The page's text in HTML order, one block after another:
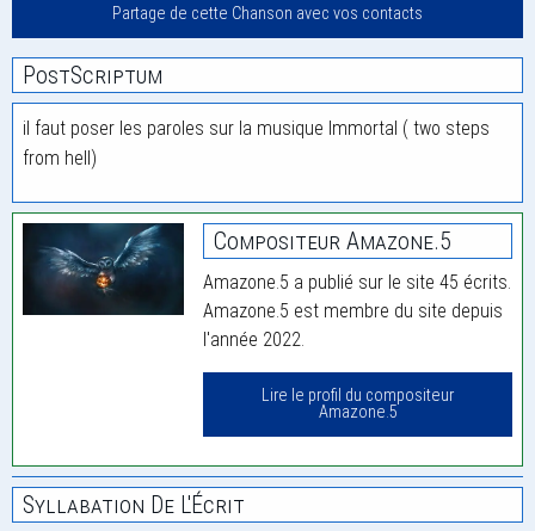
Partage de cette Chanson avec vos contacts
PostScriptum
il faut poser les paroles sur la musique Immortal ( two steps
from hell)
Compositeur Amazone.5
Amazone.5 a publié sur le site 45 écrits.
Amazone.5 est membre du site depuis
l'année 2022.
Lire le profil du compositeur
Amazone.5
Syllabation De L'Écrit